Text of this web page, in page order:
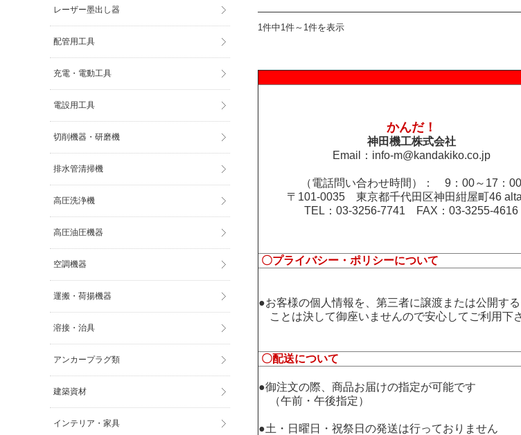
1件中1件～1件を表示
かんだ！
神田機工株式会社
Email： info-m@kandakiko.co.jp
（電話問い合わせ時間）： 9：00～17：00
〒101-0035 東京都千代田区神田紺屋町46
TEL：03-3256-7741 FAX：03-3255-4616
〇プライバシー・ポリシーについて
●お客様の個人情報を、第三者に譲渡または公開す
ことは決して御座いませんので安心してご利用下
〇配送について
●御注文の際、商品お届けの指定が可能です
（午前・午後指定）
●土・日曜日・祝祭日の発送は行っておりません
レーザー墨出し器
配管用工具
充電・電動工具
電設用工具
切削機器・研磨機
排水管清掃機
高圧洗浄機
高圧油圧機器
空調機器
運搬・荷揚機器
溶接・治具
アンカープラグ類
建築資材
インテリア・家具